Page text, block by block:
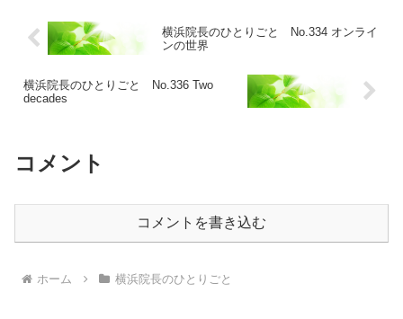
横浜院長のひとりごと No.334 オンライ
ンの世界
横浜院長のひとりごと No.336 Two
decades
コメント
コメントを書き込む
ホーム 横浜院長のひとりごと